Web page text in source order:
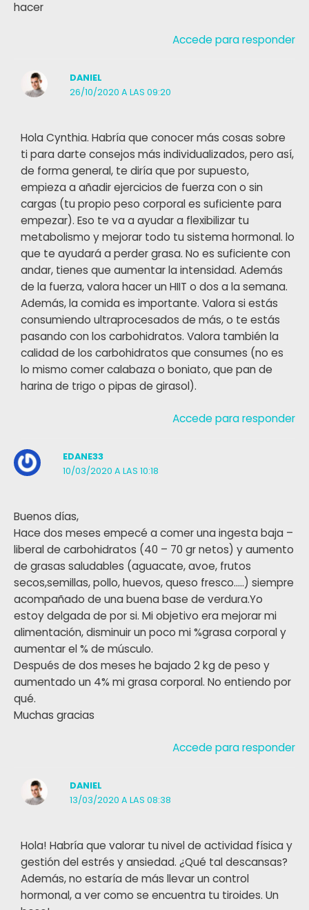
hacer
Accede para responder
DANIEL
26/10/2020 A LAS 09:20
Hola Cynthia. Habría que conocer más cosas sobre
ti para darte consejos más individualizados, pero así,
de forma general, te diría que por supuesto,
empieza a añadir ejercicios de fuerza con o sin
cargas (tu propio peso corporal es suficiente para
empezar). Eso te va a ayudar a flexibilizar tu
metabolismo y mejorar todo tu sistema hormonal. lo
que te ayudará a perder grasa. No es suficiente con
andar, tienes que aumentar la intensidad. Además
de la fuerza, valora hacer un HIIT o dos a la semana.
Además, la comida es importante. Valora si estás
consumiendo ultraprocesados de más, o te estás
pasando con los carbohidratos. Valora también la
calidad de los carbohidratos que consumes (no es
lo mismo comer calabaza o boniato, que pan de
harina de trigo o pipas de girasol).
Accede para responder
EDANE33
10/03/2020 A LAS 10:18
Buenos días,
Hace dos meses empecé a comer una ingesta baja –
liberal de carbohidratos (40 – 70 gr netos) y aumento
de grasas saludables (aguacate, avoe, frutos
secos,semillas, pollo, huevos, queso fresco…..) siempre
acompañado de una buena base de verdura.Yo
estoy delgada de por si. Mi objetivo era mejorar mi
alimentación, disminuir un poco mi %grasa corporal y
aumentar el % de músculo.
Después de dos meses he bajado 2 kg de peso y
aumentado un 4% mi grasa corporal. No entiendo por
qué.
Muchas gracias
Accede para responder
DANIEL
13/03/2020 A LAS 08:38
Hola! Habría que valorar tu nivel de actividad física y
gestión del estrés y ansiedad. ¿Qué tal descansas?
Además, no estaría de más llevar un control
hormonal, a ver como se encuentra tu tiroides. Un